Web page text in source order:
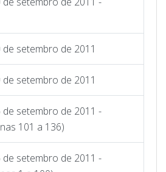
de setembro de 2011
de setembro de 2011
de setembro de 2011 -
101 a 136)
de setembro de 2011 -